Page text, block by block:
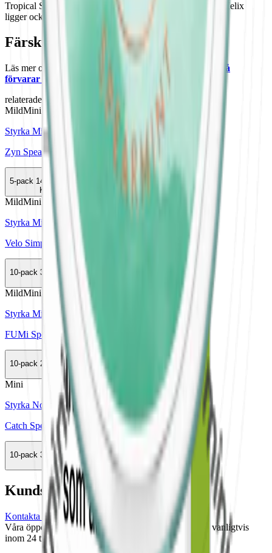
Tropical Spice – alla producerade i Sverige. Tillverkaren Helix
ligger också bakom den störreOn! Plus
Färskt vitt snus
Läs mer om hur du förvarar On! Spearmint 3mg Mini:
"Så
förvarar du snuset rätt"
relaterade produkter
MildMini
Styrka Mild · Mini
Zyn Spearmint Mini 1
5-pack 149,90 kr
Köp
MildMini
Styrka Mild · Mini
Velo Simply Spearmint Mini 1
10-pack 359,90 kr
MildMini
Styrka Mild · Mini
FUMi Spearmint Mini 1
10-pack 295,50 kr
Mini
Styrka Normal · Mini
Catch Spearmint White Mini
10-pack 389,50 kr
Köp
Kundservice
Kontakta oss
Våra öppettider är: Alla dagar 08:00 - 18:00 Vi svarar vanligtvis
inom 24 timmar på vardagar.